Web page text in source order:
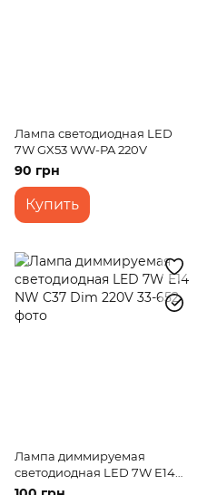
Лампа светодиодная LED
7W GX53 WW-PA 220V
90 грн
Купить
Лампа диммируемая
светодиодная LED 7W E14
NW C37 Dim 220V